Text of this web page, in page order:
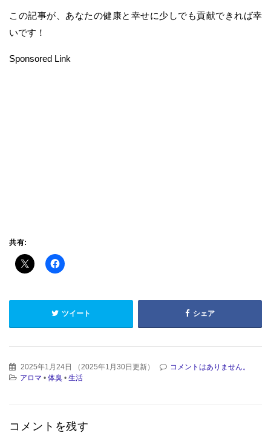
この記事が、あなたの健康と幸せに少しでも貢献できれば幸
いです！
Sponsored Link
共有:
ツイート シェア
2025年1月24日 （2025年1月30日更新）
コメントはありません。
アロマ • 体臭 • 生活
コメントを残す